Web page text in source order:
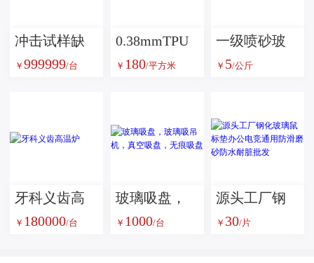
冲击试样缺
双刀口拉床
￥ 999999/台
0.38mmTPU
防弹膜，TPU
￥ 180/平方米
一级喷砂玻
璃珠：工业
案
￥ 5/公斤
牙科义齿高
温炉
￥ 180000/台
玻璃吸盘，
玻璃吸吊
￥ 1000/台
源头工厂钢
化玻璃鼠标
￥ 30/片